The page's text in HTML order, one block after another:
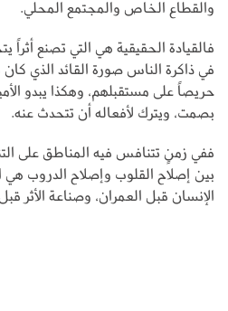
والقطاع الخاص والمجتمع المحلي.
فالقيادة الحقيقية هي التي تصنع أثراً
في ذاكرة الناس صورة القائد الذي
حريصاً على مستقبلهم، وهكذا يبدو
بصمت، ويترك لأفعاله أن تتحدث عنه.
ففي زمنٍ تتنافس فيه المناطق على
بين إصلاح القلوب وإصلاح الدروب هي
الإنسان قبل العمران، وصناعة الأثر